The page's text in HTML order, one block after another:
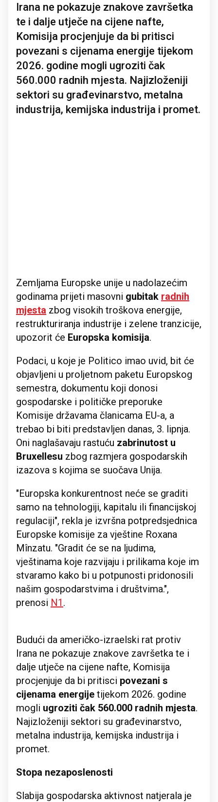
Irana ne pokazuje znakove završetka
te i dalje utječe na cijene nafte,
Komisija procjenjuje da bi pritisci
povezani s cijenama energije tijekom
2026. godine mogli ugroziti čak
560.000 radnih mjesta. Najizloženiji
sektori su građevinarstvo, metalna
industrija, kemijska industrija i promet.
Zemljama Europske unije u nadolazećim
godinama prijeti masovni gubitak radnih
mjesta zbog visokih troškova energije,
restrukturiranja industrije i zelene tranzicije,
upozorit će Europska komisija.
Podaci, u koje je Politico imao uvid, bit će
objavljeni u proljetnom paketu Europskog
semestra, dokumentu koji donosi
gospodarske i političke preporuke
Komisije državama članicama EU-a, a
trebao bi biti predstavljen danas, 3. lipnja.
Oni naglašavaju rastuću zabrinutost u
Bruxellesu zbog razmjera gospodarskih
izazova s kojima se suočava Unija.
"Europska konkurentnost neće se graditi
samo na tehnologiji, kapitalu ili financijskoj
regulaciji", rekla je izvršna potpredsjednica
Europske komisije za vještine Roxana
Mînzatu. "Gradit će se na ljudima,
vještinama koje razvijaju i prilikama koje im
stvaramo kako bi u potpunosti pridonosili
našim gospodarstvima i društvima.",
prenosi N1 .
Budući da američko-izraelski rat protiv
Irana ne pokazuje znakove završetka te i
dalje utječe na cijene nafte, Komisija
procjenjuje da bi pritisci povezani s
cijenama energije tijekom 2026. godine
mogli ugroziti čak 560.000 radnih mjesta.
Najizloženiji sektori su građevinarstvo,
metalna industrija, kemijska industrija i
promet.
Stopa nezaposlenosti
Slabija gospodarska aktivnost natjerala je